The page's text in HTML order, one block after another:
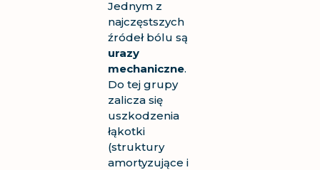
Jednym z
najczęstszych
źródeł bólu są
urazy
mechaniczne.
Do tej grupy
zalicza się
uszkodzenia
łąkotki
(struktury
amortyzujące i